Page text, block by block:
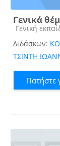
Γενικά
Κατηγορία
Γενική
Διδάσκων:
ΤΣΙΝΤΗ
Πατήστε